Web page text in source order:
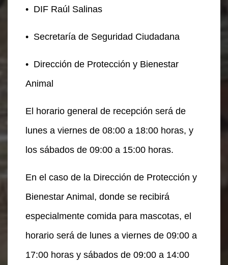
• DIF Raúl Salinas
• Secretaría de Seguridad Ciudadana
• Dirección de Protección y Bienestar
Animal
El horario general de recepción será de
lunes a viernes de 08:00 a 18:00 horas, y
los sábados de 09:00 a 15:00 horas.
En el caso de la Dirección de Protección y
Bienestar Animal, donde se recibirá
especialmente comida para mascotas, el
horario será de lunes a viernes de 09:00 a
17:00 horas y sábados de 09:00 a 14:00